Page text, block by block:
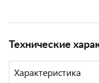
Технические
Характеристика